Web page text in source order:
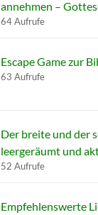
annehmen –
64 Aufrufe
Escape Game zur
63 Aufrufe
Der breite und der
leergeräumt und
52 Aufrufe
Empfehlenswerte